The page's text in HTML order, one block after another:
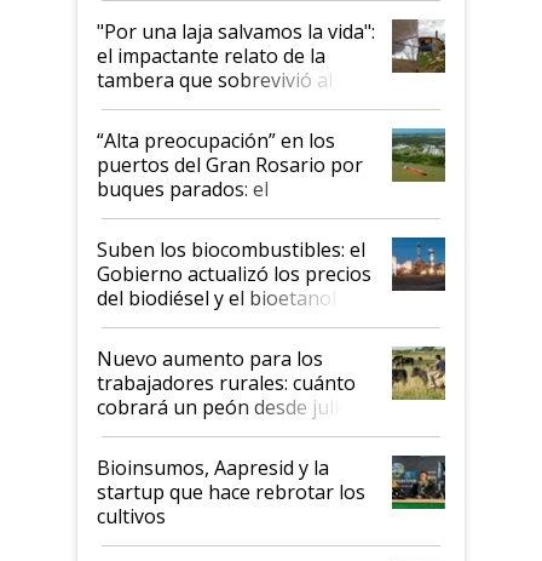
pase a ser "país sucio"
"Por una laja salvamos la vida":
el impactante relato de la
tambera que sobrevivió al
tornado
“Alta preocupación” en los
puertos del Gran Rosario por
buques parados: el
funcionamiento de las
exportadoras en tensión tras
la medida de fuerza de los
prácticos
Suben los biocombustibles: el
Gobierno actualizó los precios
del biodiésel y el bioetanol
Nuevo aumento para los
trabajadores rurales: cuánto
cobrará un peón desde julio
Bioinsumos, Aapresid y la
startup que hace rebrotar los
cultivos